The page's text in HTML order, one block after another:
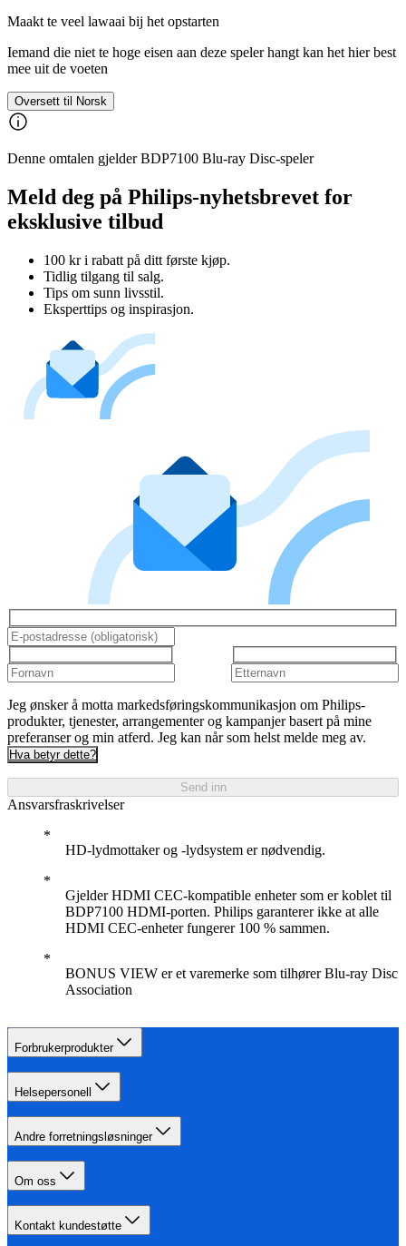
Maakt te veel lawaai bij het opstarten
Iemand die niet te hoge eisen aan deze speler hangt kan het hier best
mee uit de voeten
Oversett til Norsk
Denne omtalen gjelder BDP7100 Blu-ray Disc-speler
Meld deg på Philips-nyhetsbrevet for
eksklusive tilbud
100 kr i rabatt på ditt første kjøp.
Tidlig tilgang til salg.
Tips om sunn livsstil.
Eksperttips og inspirasjon.
Jeg ønsker å motta markedsføringskommunikasjon om Philips-
produkter, tjenester, arrangementer og kampanjer basert på mine
preferanser og min atferd. Jeg kan når som helst melde meg av.
Hva betyr dette?
Send inn
Ansvarsfraskrivelser
HD-lydmottaker og -lydsystem er nødvendig.
Gjelder HDMI CEC-kompatible enheter som er koblet til
BDP7100 HDMI-porten. Philips garanterer ikke at alle
HDMI CEC-enheter fungerer 100 % sammen.
BONUS VIEW er et varemerke som tilhører Blu-ray Disc
Association
Forbrukerprodukter
Helsepersonell
Andre forretningsløsninger
Om oss
Kontakt kundestøtte